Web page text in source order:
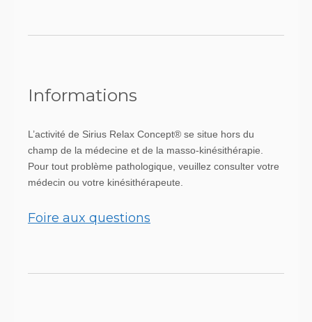
Informations
L’activité de Sirius Relax Concept® se situe hors du
champ de la médecine et de la masso-kinésithérapie.
Pour tout problème pathologique, veuillez consulter votre
médecin ou votre kinésithérapeute.
Foire aux questions